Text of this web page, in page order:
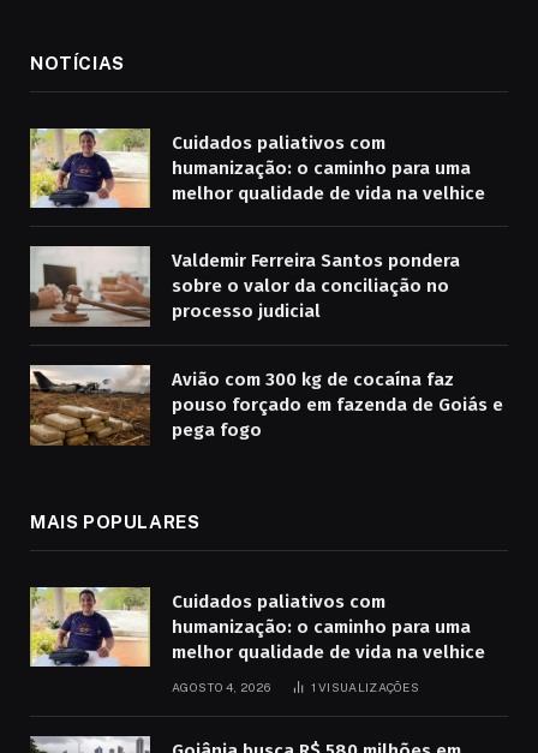
NOTÍCIAS
Cuidados paliativos com
humanização: o caminho para uma
melhor qualidade de vida na velhice
Valdemir Ferreira Santos pondera
sobre o valor da conciliação no
processo judicial
Avião com 300 kg de cocaína faz
pouso forçado em fazenda de Goiás e
pega fogo
MAIS POPULARES
Cuidados paliativos com
humanização: o caminho para uma
melhor qualidade de vida na velhice
AGOSTO 4, 2026 1VISUALIZAÇÕES